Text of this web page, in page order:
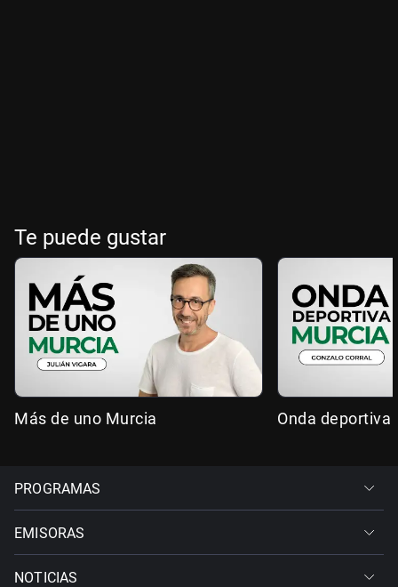
Te puede gustar
Más de uno Murcia Onda deportiva
PROGRAMAS
EMISORAS
NOTICIAS